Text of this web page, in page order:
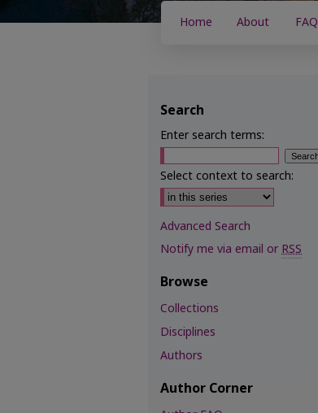
Home About FAQ
Search
Enter search terms:
Select context to search:
Advanced Search
Notify me via email orRSS
Browse
Collections
Disciplines
Authors
Author Corner